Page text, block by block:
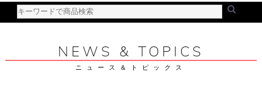
NEWS & TOPICS
ニュース＆トピックス
ご利用ガイド